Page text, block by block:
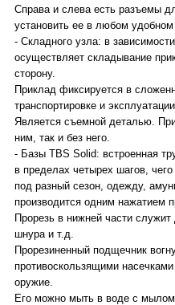
Справа и слева есть разъемы
установить ее в любом
- Складного узла: в
осуществляет складывание
сторону.
Приклад фиксируется в
транспортировке и
Является съемной деталью.
ним, так и без него.
- Базы TBS Solid: встроенная
в пределах четырех шагов,
под разный сезон, одежду,
производится одним нажатием
Прорезь в нижней части
шнура и т.д.
Прорезиненный подщечник
противоскользящими
оружие.
Его можно мыть в воде с